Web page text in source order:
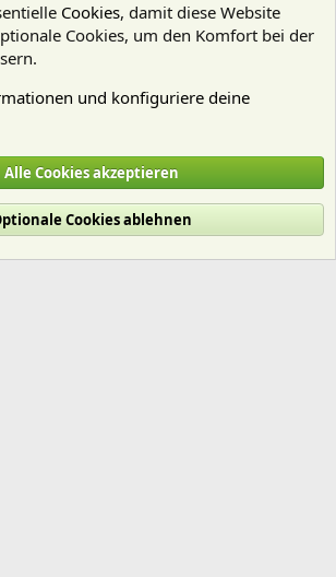
(Du)
Datenschutz Hilfe und Impressum
Cookies, damit diese Website
Cookies, um den Komfort bei der
und konfiguriere deine
Alle Cookies akzeptieren
Cookies ablehnen